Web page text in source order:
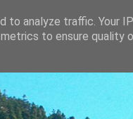
analyze traffic. Your
to ensure quality